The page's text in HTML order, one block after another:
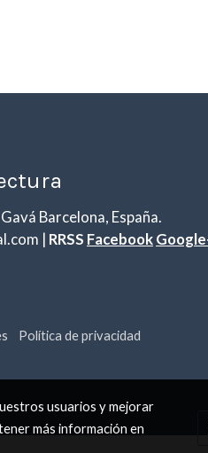
Barcelona, España.
| RRSS Facebook
Política de privacidad
usuarios y mejorar
más información en